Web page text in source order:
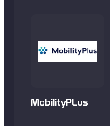
MobilityPLus